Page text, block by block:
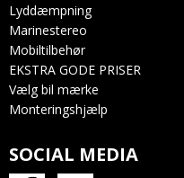
Lyddæmpning
Marinestereo
Mobiltilbehør
EKSTRA GODE PRISER
Vælg bil mærke
Monteringshjælp
SOCIAL MEDIA